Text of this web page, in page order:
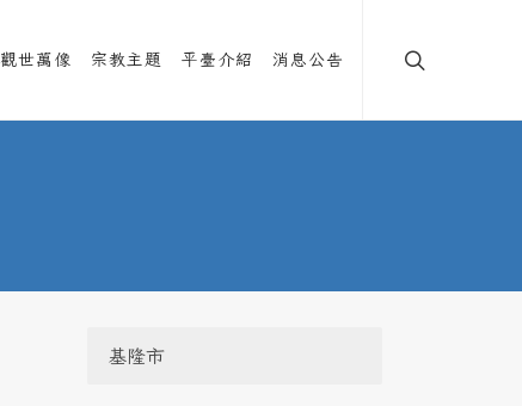
觀世萬像 宗教主題 平臺介紹 消息公告
基隆市